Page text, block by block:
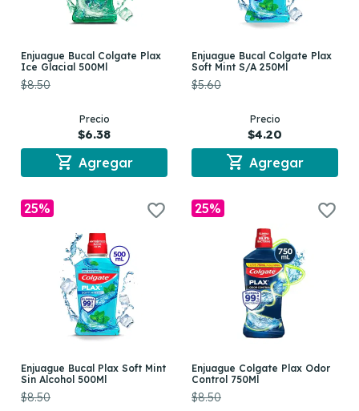
Enjuague Bucal Colgate Plax
Ice Glacial 500Ml
$8.50
Precio
$6.38
shopping_cart Agregar
Enjuague Bucal Colgate Plax
Soft Mint S/A 250Ml
$5.60
Precio
$4.20
shopping_cart Agregar
25%
Enjuague Bucal Plax Soft Mint
Sin Alcohol 500Ml
$8.50
25%
Enjuague Colgate Plax Odor
Control 750Ml
$8.50